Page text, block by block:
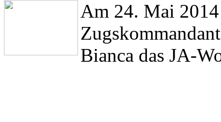
Am 24. Mai
Bianca das JA-